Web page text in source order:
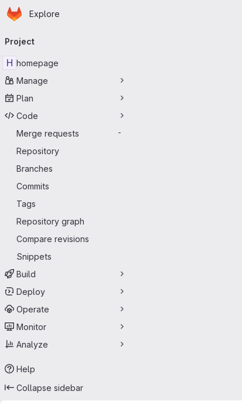
Skip to main content
Homepage
Explore
navigation
Project
H homepage
Manage
Plan
Code
Merge requests
-
Repository
Branches
Commits
Tags
Repository graph
Compare revisions
Snippets
Build
Deploy
Operate
Monitor
Analyze
Help
Collapse sidebar